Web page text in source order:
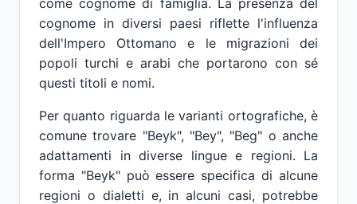
come cognome di famiglia. La presenza del
cognome in diversi paesi riflette l'influenza
dell'Impero Ottomano e le migrazioni dei
popoli turchi e arabi che portarono con sé
questi titoli e nomi.
Per quanto riguarda le varianti ortografiche, è
comune trovare "Beyk", "Bey", "Beg" o anche
adattamenti in diverse lingue e regioni. La
forma "Beyk" può essere specifica di alcune
regioni o dialetti e, in alcuni casi, potrebbe